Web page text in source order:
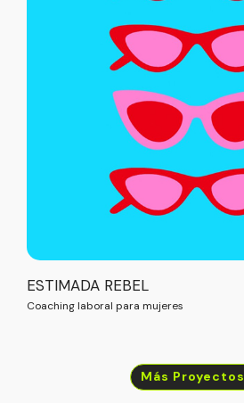
ESTIMADA REBEL
Coaching laboral para mujeres
Más Proyectos